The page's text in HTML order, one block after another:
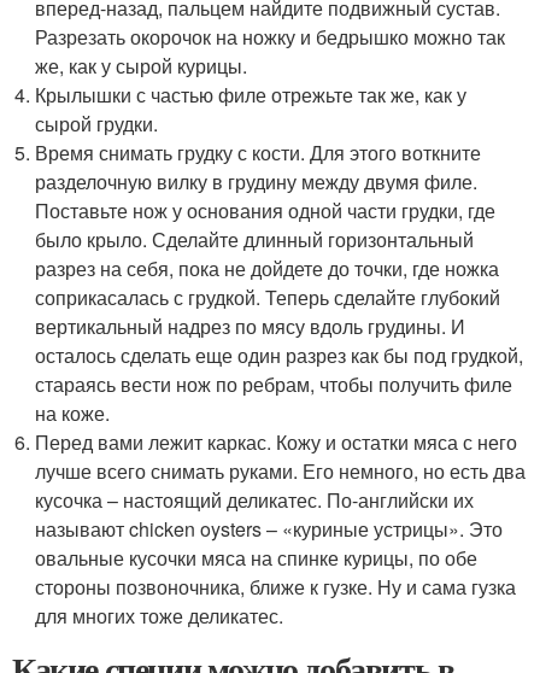
вперед-назад, пальцем найдите подвижный сустав.
Разрезать окорочок на ножку и бедрышко можно так
же, как у сырой курицы.
Крылышки с частью филе отрежьте так же, как у
сырой грудки.
Время снимать грудку с кости. Для этого воткните
разделочную вилку в грудину между двумя филе.
Поставьте нож у основания одной части грудки, где
было крыло. Сделайте длинный горизонтальный
разрез на себя, пока не дойдете до точки, где ножка
соприкасалась с грудкой. Теперь сделайте глубокий
вертикальный надрез по мясу вдоль грудины. И
осталось сделать еще один разрез как бы под грудкой,
стараясь вести нож по ребрам, чтобы получить филе
на коже.
Перед вами лежит каркас. Кожу и остатки мяса с него
лучше всего снимать руками. Его немного, но есть два
кусочка – настоящий деликатес. По-английски их
называют chicken oysters – «куриные устрицы». Это
овальные кусочки мяса на спинке курицы, по обе
стороны позвоночника, ближе к гузке. Ну и сама гузка
для многих тоже деликатес.